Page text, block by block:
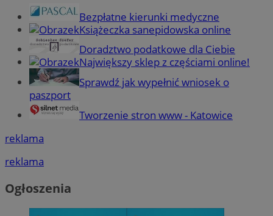
Bezpłatne kierunki medyczne
Książeczka sanepidowska online
Doradztwo podatkowe dla Ciebie
Największy sklep z częściami online!
Sprawdź jak wypełnić wniosek o
paszport
Tworzenie stron www - Katowice
reklama
reklama
Ogłoszenia